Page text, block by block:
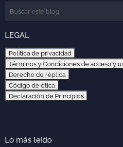
LEGAL
Política de privacidad
Términos y Condiciones de acceso y
Derecho de réplica
Código de ética
Declaración de Principios
Lo más leído